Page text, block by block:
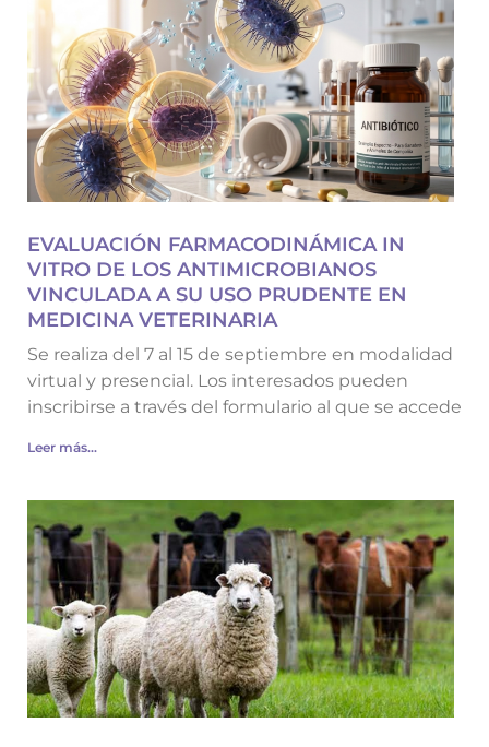
EVALUACIÓN FARMACODINÁMICA IN
VITRO DE LOS ANTIMICROBIANOS
VINCULADA A SU USO PRUDENTE EN
MEDICINA VETERINARIA
Se realiza del 7 al 15 de septiembre en modalidad
virtual y presencial. Los interesados pueden
inscribirse a través del formulario al que se accede
Leer más...